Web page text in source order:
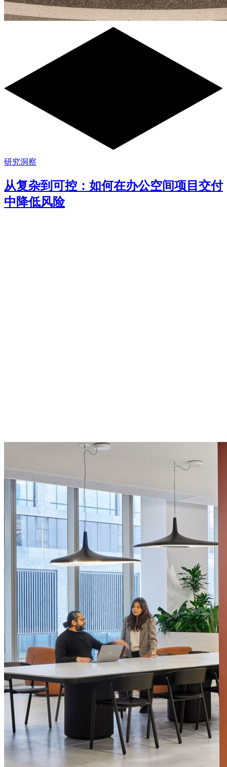
研究洞察
从复杂到可控：如何在办公空间项目交付
中降低风险